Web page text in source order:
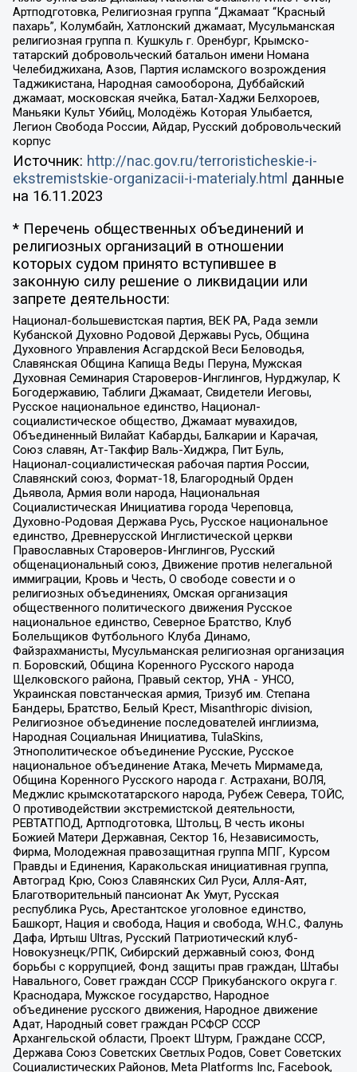
Артподготовка, Религиозная группа “Джамаат “Красный
пахарь”, Колумбайн, Хатлонский джамаат, Мусульманская
религиозная группа п. Кушкуль г. Оренбург, Крымско-
татарский добровольческий батальон имени Номана
Челебиджихана, Азов, Партия исламского возрождения
Таджикистана, Народная самооборона, Дуббайский
джамаат, московская ячейка, Батал-Хаджи Белхороев,
Маньяки Культ Убийц, Молодёжь Которая Улыбается,
Легион Свобода России, Айдар, Русский добровольческий
корпус
Источник: http://nac.gov.ru/terroristicheskie-i-
ekstremistskie-organizacii-i-materialy.html данные
на 16.11.2023
* Перечень общественных объединений и
религиозных организаций в отношении
которых судом принято вступившее в
законную силу решение о ликвидации или
запрете деятельности:
Национал-большевистская партия, ВЕК РА, Рада земли
Кубанской Духовно Родовой Державы Русь, Община
Духовного Управления Асгардской Веси Беловодья,
Славянская Община Капища Веды Перуна, Мужская
Духовная Семинария Староверов-Инглингов, Нурджулар, К
Богодержавию, Таблиги Джамаат, Свидетели Иеговы,
Русское национальное единство, Национал-
социалистическое общество, Джамаат мувахидов,
Объединенный Вилайат Кабарды, Балкарии и Карачая,
Союз славян, Ат-Такфир Валь-Хиджра, Пит Буль,
Национал-социалистическая рабочая партия России,
Славянский союз, Формат-18, Благородный Орден
Дьявола, Армия воли народа, Национальная
Социалистическая Инициатива города Череповца,
Духовно-Родовая Держава Русь, Русское национальное
единство, Древнерусской Инглистической церкви
Православных Староверов-Инглингов, Русский
общенациональный союз, Движение против нелегальной
иммиграции, Кровь и Честь, О свободе совести и о
религиозных объединениях, Омская организация
общественного политического движения Русское
национальное единство, Северное Братство, Клуб
Болельщиков Футбольного Клуба Динамо,
Файзрахманисты, Мусульманская религиозная организация
п. Боровский, Община Коренного Русского народа
Щелковского района, Правый сектор, УНА - УНСО,
Украинская повстанческая армия, Тризуб им. Степана
Бандеры, Братство, Белый Крест, Misanthropic division,
Религиозное объединение последователей инглиизма,
Народная Социальная Инициатива, TulaSkins,
Этнополитическое объединение Русские, Русское
национальное объединение Атака, Мечеть Мирмамеда,
Община Коренного Русского народа г. Астрахани, ВОЛЯ,
Меджлис крымскотатарского народа, Рубеж Севера, ТОЙС,
О противодействии экстремистской деятельности,
РЕВТАТПОД, Артподготовка, Штольц, В честь иконы
Божией Матери Державная, Сектор 16, Независимость,
Фирма, Молодежная правозащитная группа МПГ, Курсом
Правды и Единения, Каракольская инициативная группа,
Автоград Крю, Союз Славянских Сил Руси, Алля-Аят,
Благотворительный пансионат Ак Умут, Русская
республика Русь, Арестантское уголовное единство,
Башкорт, Нация и свобода, Нация и свобода, W.H.С., Фалунь
Дафа, Иртыш Ultras, Русский Патриотический клуб-
Новокузнецк/РПК, Сибирский державный союз, Фонд
борьбы с коррупцией, Фонд защиты прав граждан, Штабы
Навального, Совет граждан СССР Прикубанского округа г.
Краснодара, Мужское государство, Народное
объединение русского движения, Народное движение
Адат, Народный совет граждан РСФСР СССР
Архангельской области, Проект Штурм, Граждане СССР,
Держава Союз Советских Светлых Родов, Совет Советских
Социалистических Районов, Meta Platforms Inc, Facebook,